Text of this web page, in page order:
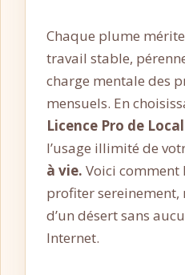
Chaque plume
travail stable,
charge mentale des
mensuels. En
Licence Pro de
l’usage illimité de
à vie. Voici comment
profiter sereinement,
d’un désert sans
Internet.